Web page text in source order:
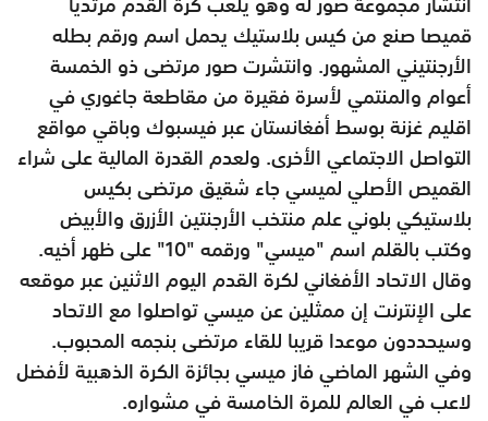
قميصا صنع من كيس بلاستيك يحمل اسم ورقم بطله
الأرجنتيني المشهور. وانتشرت صور مرتضى ذو الخمسة
أعوام والمنتمي لأسرة فقيرة من مقاطعة جاغوري في
اقليم غزنة بوسط أفغانستان عبر فيسبوك وباقي مواقع
التواصل الاجتماعي الأخرى. ولعدم القدرة المالية على شراء
القميص الأصلي لميسي جاء شقيق مرتضى بكيس
بلاستيكي بلوني علم منتخب الأرجنتين الأزرق والأبيض
وكتب بالقلم اسم "ميسي" ورقمه "10" على ظهر أخيه.
وقال الاتحاد الأفغاني لكرة القدم اليوم الاثنين عبر موقعه
على الإنترنت إن ممثلين عن ميسي تواصلوا مع الاتحاد
وسيحددون موعدا قريبا للقاء مرتضى بنجمه المحبوب.
وفي الشهر الماضي فاز ميسي بجائزة الكرة الذهبية لأفضل
لاعب في العالم للمرة الخامسة في مشواره.